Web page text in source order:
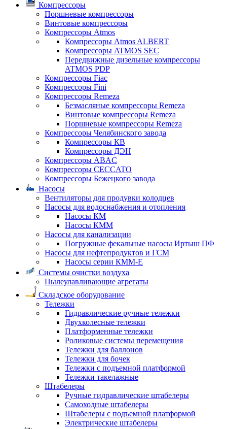
Компрессоры
Поршневые компрессоры
Винтовые компрессоры
Компрессоры Atmos
Компрессоры Atmos ALBERT
Компрессоры ATMOS SEC
Передвижные дизельные компрессоры
ATMOS PDP
Компрессоры Fiac
Компрессоры Fini
Компрессоры Remeza
Безмасляные компрессоры Remeza
Винтовые компрессоры Remeza
Поршневые компрессоры Remeza
Компрессоры Челябинского завода
Компрессоры КВ
Компрессоры ДЭН
Компрессоры ABAC
Компрессоры CECCATO
Компрессоры Бежецкого завода
Насосы
Вентиляторы для продувки колодцев
Насосы для водоснабжения и отопления
Насосы КМ
Насосы КММ
Насосы для канализации
Погружные фекальные насосы Иртыш ПФ
Насосы для нефтепродуктов и ГСМ
Насосы серии КММ-Е
Системы очистки воздуха
Пылеулавливающие агрегаты
Складское оборудование
Тележки
Гидравлические ручные тележки
Двухколесные тележки
Платформенные тележки
Роликовые системы перемещения
Тележки для баллонов
Тележки для бочек
Тележки с подъемной платформой
Тележки такелажные
Штабелеры
Ручные гидравлические штабелеры
Самоходные штабелеры
Штабелеры с подъемной платформой
Электрические штабелеры